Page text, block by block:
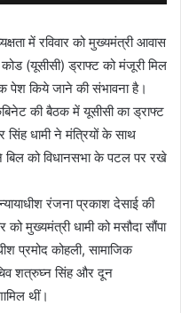
में रविवार को मुख्यमंत्री आवास
(यूसीसी) ड्राफ्ट को मंजूरी मिल
पेश किये जाने की संभावना है।
की बैठक में यूसीसी का ड्राफ्ट
सिंह धामी ने मंत्रियों के साथ
बिल को विधानसभा के पटल पर रखे
रंजना प्रकाश देसाई की
मुख्यमंत्री धामी को मसौदा सौंपा
प्रमोद कोहली, सामाजिक
शत्रुघ्न सिंह और दून
थीं।